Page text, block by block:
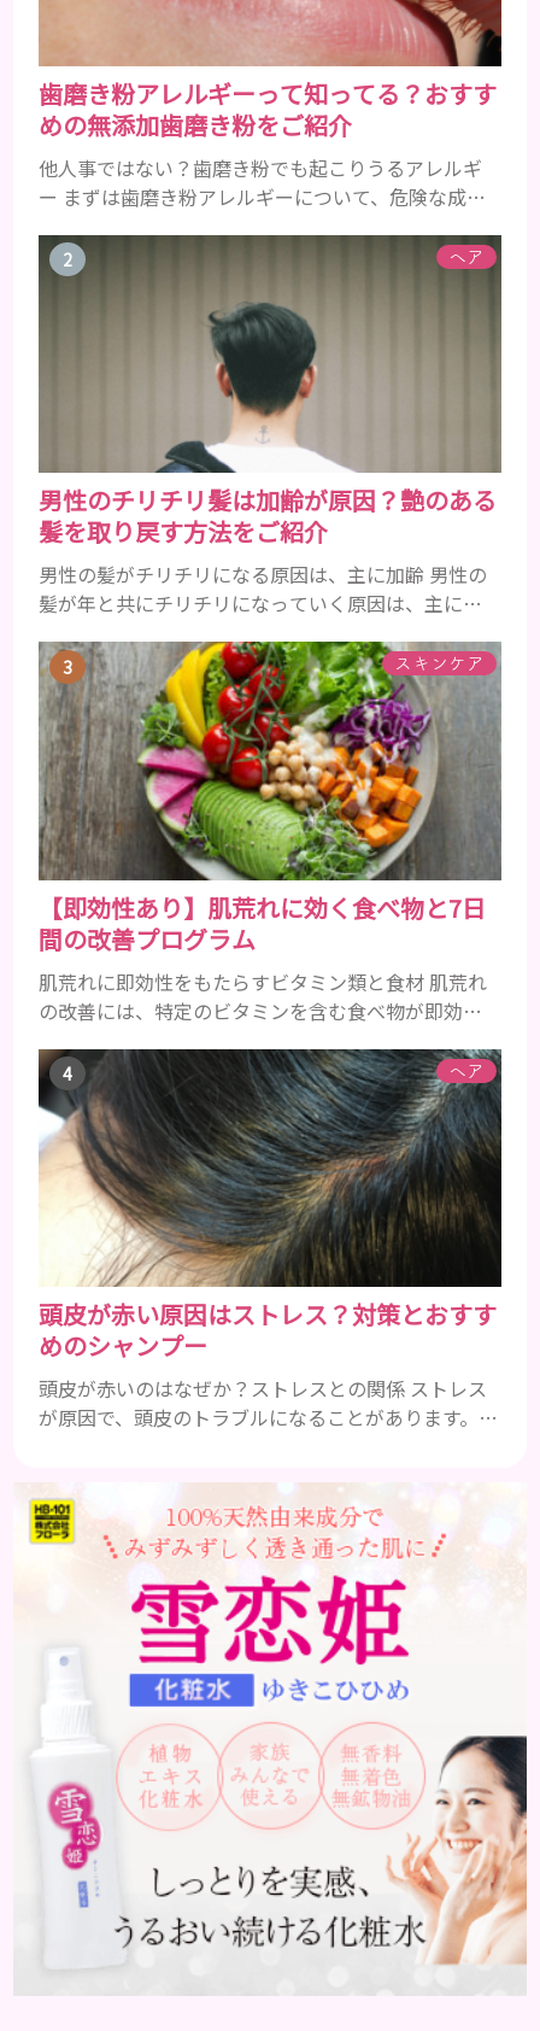
歯磨き粉アレルギーって知ってる？おすす
めの無添加歯磨き粉をご紹介
他人事ではない？歯磨き粉でも起こりうるアレルギ
ー まずは歯磨き粉アレルギーについて、危険な成分
まれるアレルギーを起こすおそれのある成分 まず、
普段お使いの歯磨き粉に含まれているどの成分にア
レルギーを引き起こすおそれがあるのかを説明しま
すね。 •フッ素･･･歯の表面のエナメルを守り強くし
たり、虫歯と防ぐ働きを持つ成分 •香味料 ･･･歯磨き
ヘア
男性のチリチリ髪は加齢が原因？艶のある
髪を取り戻す方法をご紹介
男性の髪がチリチリになる原因は、主に加齢 男性の
髪が年と共にチリチリになっていく原因は、主に加
にツヤがあった男性も、いつのまにか髪がチリチリ
でペタンとするようになったと感じる人もいるでし
ょう。特に大人の男性としての魅力が出てくる40代
以降の男性に悩んでいる人が多い傾向があります。
髪が生え変わるサイクルは、年齢と共に乱れていき
ます。髪が太くならないま...
スキンケア
【即効性あり】肌荒れに効く食べ物と7日
間の改善プログラム
肌荒れに即効性をもたらすビタミン類と食材 肌荒れ
の改善には、特定のビタミンを含む食べ物が即効性
を高め、荒れた肌を内側から修復する栄養素です。
ビタミンA：レバー、人参、ほうれん草など レバー、
人参、ほうれん草などに含まれるビタミンAは、肌の
ターンオーバーを正常化し、肌荒れを素早く修復し
ます。特にレバーは吸収率の高いレチノールを含み、
即効性が期待でき...
ヘア
頭皮が赤い原因はストレス？対策とおすす
めのシャンプー
頭皮が赤いのはなぜか？ストレスとの関係 ストレス
が原因で、頭皮のトラブルになることがあります。頭
トレス ストレスを多く感じると、交感神経が優位に
働きます。そのため、皮脂の分泌量が増えて炎症が起
きやすくなります。さらに、血行不良になり栄養が行
き届きません。ストレス解消は、頭皮の健康に大切
です。 アトピー性皮膚炎 頭皮が赤い状態は、アトピ
ー皮膚炎の可能...